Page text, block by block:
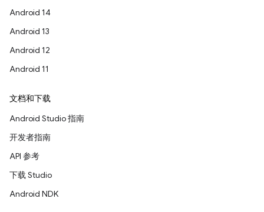
Android 14
Android 13
Android 12
Android 11
文档和下载
Android Studio 指南
开发者指南
API 参考
下载 Studio
Android NDK